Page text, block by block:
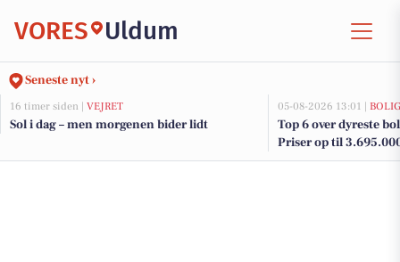
VORES Uldum
Seneste nyt ›
16 timer siden | VEJRET
Sol i dag – men morgenen bider lidt
05-08-2026 13:01 |
Top 6 over dyreste
Priser op til